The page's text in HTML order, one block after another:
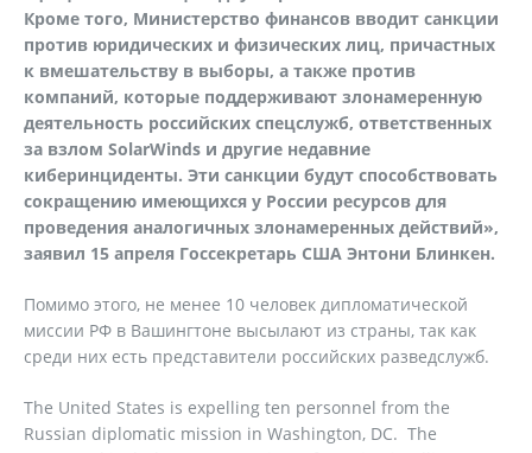
Кроме того, Министерство финансов вводит санкции
против юридических и физических лиц, причастных
к вмешательству в выборы, а также против
компаний, которые поддерживают злонамеренную
деятельность российских спецслужб, ответственных
за взлом SolarWinds и другие недавние
киберинциденты. Эти санкции будут способствовать
сокращению имеющихся у России ресурсов для
проведения аналогичных злонамеренных действий»,
заявил 15 апреля Госсекретарь США Энтони Блинкен.
Помимо этого, не менее 10 человек дипломатической
миссии РФ в Вашингтоне высылают из страны, так как
среди них есть представители российских разведслужб.
The United States is expelling ten personnel from the
Russian diplomatic mission in Washington, DC. The